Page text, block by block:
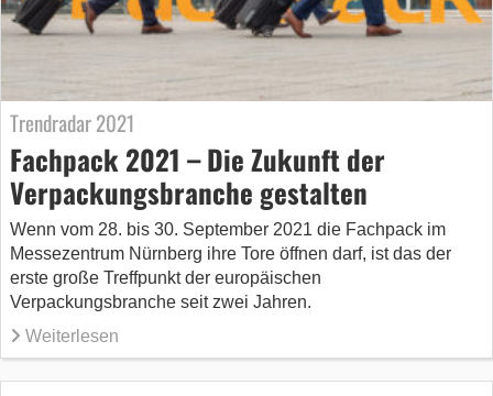
Trendradar 2021
Fachpack 2021 – Die Zukunft der
Verpackungsbranche gestalten
Wenn vom 28. bis 30. September 2021 die Fachpack im
Messezentrum Nürnberg ihre Tore öffnen darf, ist das der
erste große Treffpunkt der europäischen
Verpackungsbranche seit zwei Jahren.
Weiterlesen